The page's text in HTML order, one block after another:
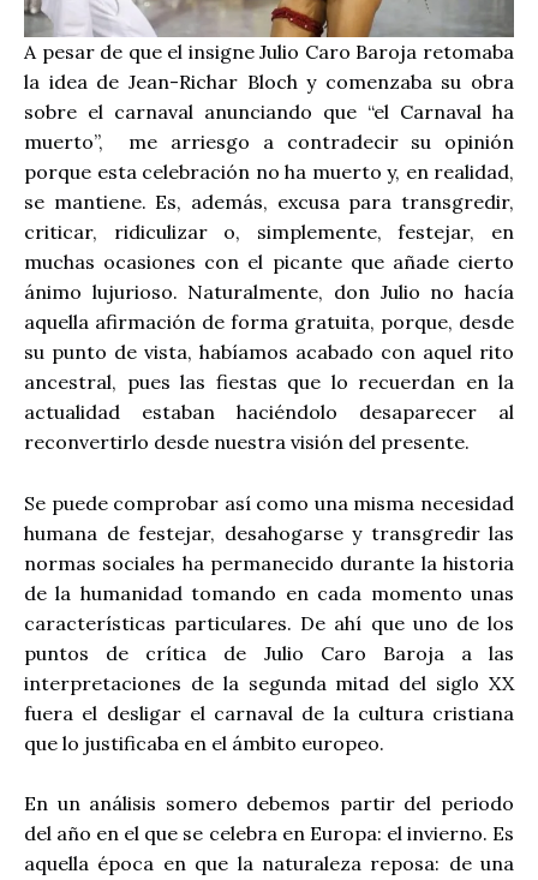
A pesar de que el insigne Julio Caro Baroja retomaba
la idea de Jean-Richar Bloch y comenzaba su obra
sobre el carnaval anunciando que “el Carnaval ha
muerto”,
me arriesgo a contradecir su opinión
porque esta celebración no ha muerto y, en realidad,
se mantiene. Es, además, excusa para transgredir,
criticar, ridiculizar o, simplemente, festejar, en
muchas ocasiones con el picante que añade cierto
ánimo lujurioso. Naturalmente, don Julio no hacía
aquella afirmación de forma gratuita, porque, desde
su punto de vista, habíamos acabado con aquel rito
ancestral, pues las fiestas que lo recuerdan en la
actualidad estaban haciéndolo desaparecer al
reconvertirlo desde nuestra visión del presente.
Se puede comprobar así como una misma necesidad
humana de festejar, desahogarse y transgredir las
normas sociales ha permanecido durante la historia
de la humanidad tomando en cada momento unas
características particulares. De ahí que uno de los
puntos de crítica de Julio Caro Baroja a las
interpretaciones de la segunda mitad del siglo XX
fuera el desligar el carnaval de la cultura cristiana
que lo justificaba en el ámbito europeo.
En un análisis somero debemos partir del periodo
del año en el que se celebra en Europa: el invierno. Es
aquella época en que la naturaleza reposa: de una